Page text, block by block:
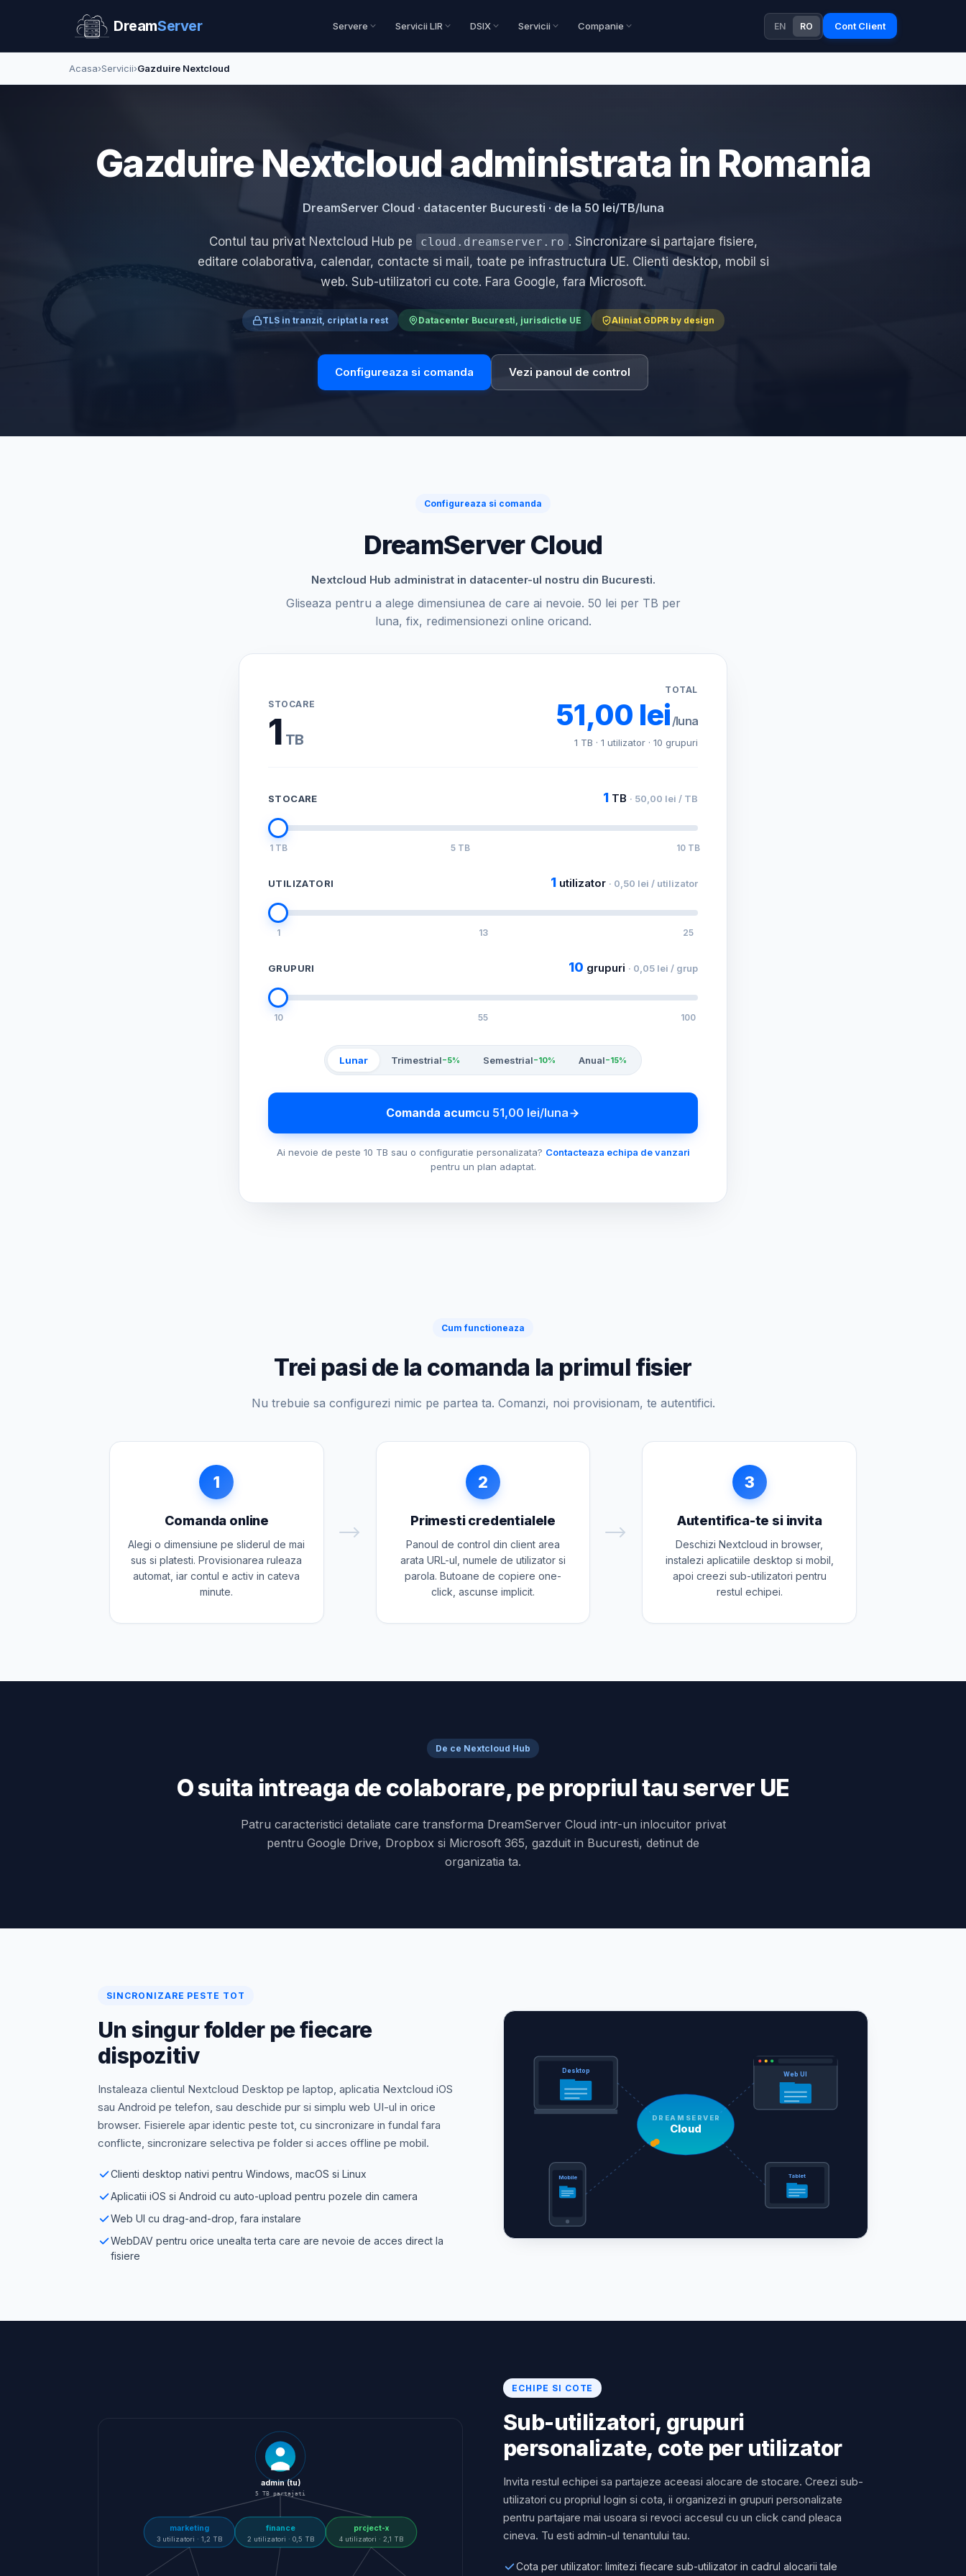
DreamServer Servere Servicii LIR DSIX Servicii Companie EN RO Cont Client
Acasa›Servicii›Gazduire Nextcloud
Gazduire Nextcloud administrata in Romania
DreamServer Cloud · datacenter Bucuresti · de la 50 lei/TB/luna
Contul tau privat Nextcloud Hub pe cloud.dreamserver.ro . Sincronizare si partajare fisiere,
editare colaborativa, calendar, contacte si mail, toate pe infrastructura UE. Clienti desktop, mobil si
web. Sub-utilizatori cu cote. Fara Google, fara Microsoft.
TLS in tranzit, criptat la rest Datacenter Bucuresti, jurisdictie UE Aliniat GDPR by design
Configureaza si comanda Vezi panoul de control
Configureaza si comanda
DreamServer Cloud
Nextcloud Hub administrat in datacenter-ul nostru din Bucuresti.
Gliseaza pentru a alege dimensiunea de care ai nevoie. 50 lei per TB per
luna, fix, redimensionezi online oricand.
STOCARE
1 TB
TOTAL
51,00 lei /luna
1 TB · 1 utilizator · 10 grupuri
STOCARE 1 TB · 50,00 lei / TB
1 TB 5 TB 10 TB
UTILIZATORI 1 utilizator · 0,50 lei / utilizator
1 13 25
GRUPURI 10 grupuri · 0,05 lei / grup
10 55 100
Lunar Trimestrial−5% Semestrial−10% Anual−15%
Comanda acumcu 51,00 lei/luna
Ai nevoie de peste 10 TB sau o configuratie personalizata? Contacteaza echipa de vanzari
pentru un plan adaptat.
Cum functioneaza
Trei pasi de la comanda la primul fisier
Nu trebuie sa configurezi nimic pe partea ta. Comanzi, noi provisionam, te autentifici.
1
Comanda online
Alegi o dimensiune pe sliderul de mai
sus si platesti. Provisionarea ruleaza
automat, iar contul e activ in cateva
minute.
2
Primesti credentialele
Panoul de control din client area
arata URL-ul, numele de utilizator si
parola. Butoane de copiere one-
click, ascunse implicit.
3
Autentifica-te si invita
Deschizi Nextcloud in browser,
instalezi aplicatiile desktop si mobil,
apoi creezi sub-utilizatori pentru
restul echipei.
De ce Nextcloud Hub
O suita intreaga de colaborare, pe propriul tau server UE
Patru caracteristici detaliate care transforma DreamServer Cloud intr-un inlocuitor privat
pentru Google Drive, Dropbox si Microsoft 365, gazduit in Bucuresti, detinut de
organizatia ta.
SINCRONIZARE PESTE TOT
Un singur folder pe fiecare
dispozitiv
Instaleaza clientul Nextcloud Desktop pe laptop, aplicatia Nextcloud iOS
sau Android pe telefon, sau deschide pur si simplu web UI-ul in orice
browser. Fisierele apar identic peste tot, cu sincronizare in fundal fara
conflicte, sincronizare selectiva pe folder si acces offline pe mobil.
Clienti desktop nativi pentru Windows, macOS si Linux
Aplicatii iOS si Android cu auto-upload pentru pozele din camera
Web UI cu drag-and-drop, fara instalare
WebDAV pentru orice unealta terta care are nevoie de acces direct la
fisiere
DREAMSERVER
Cloud
Desktop
Mobile
Web UI
Tablet
ECHIPE SI COTE
Sub-utilizatori, grupuri
personalizate, cote per utilizator
Invita restul echipei sa partajeze aceeasi alocare de stocare. Creezi sub-
utilizatori cu propriul login si cota, ii organizezi in grupuri personalizate
pentru partajare mai usoara si revoci accesul cu un click cand pleaca
cineva. Tu esti admin-ul tenantului tau.
Cota per utilizator: limitezi fiecare sub-utilizator in cadrul alocarii tale
admin (tu)
5 TB partajati
marketing
3 utilizatori · 1,2 TB
finance
2 utilizatori · 0,5 TB
project-x
4 utilizatori · 2,1 TB